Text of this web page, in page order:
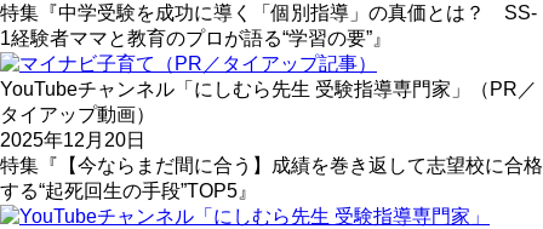
特集『中学受験を成功に導く「個別指導」の真価とは？ SS-
1経験者ママと教育のプロが語る“学習の要”』
YouTubeチャンネル「にしむら先生 受験指導専門家」（PR／
タイアップ動画）
2025年12月20日
特集『【今ならまだ間に合う】成績を巻き返して志望校に合格
する“起死回生の手段”TOP5』